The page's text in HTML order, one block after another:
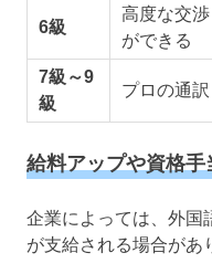
6級
高度な交
ができる
7級～9
級
プロの通
給料アップや資格
企業によっては、外国
が支給される場合があ